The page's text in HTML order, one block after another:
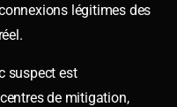
légitimes des
suspect est
de mitigation,